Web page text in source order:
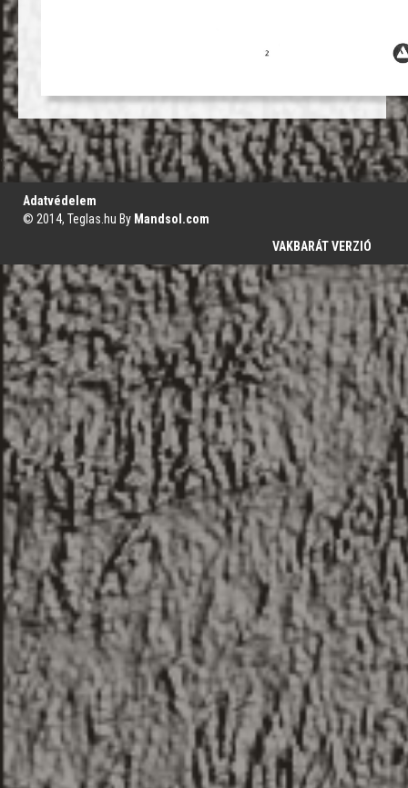
';
Adatvédelem
© 2014, Teglas.hu By Mandsol.com
VAKBARÁT VERZIÓ